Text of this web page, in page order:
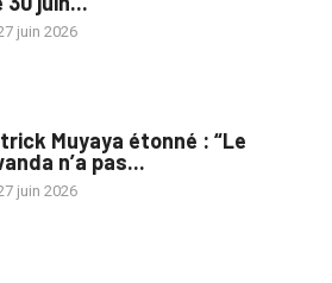
juin 2026
Muyaya étonné : “Le
n’a pas...
juin 2026